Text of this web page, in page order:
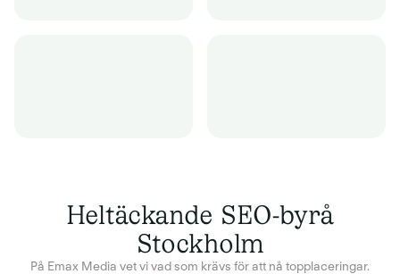
Heltäckande SEO-byrå
Stockholm
På Emax Media vet vi vad som krävs för att nå topplaceringar.